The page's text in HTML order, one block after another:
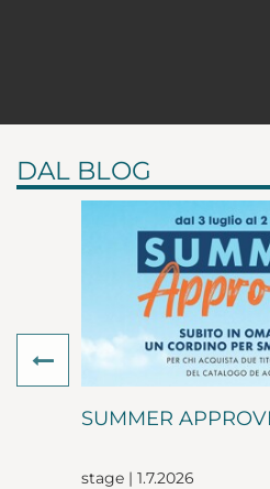
DAL BLOG
SUMMER
stage | 1.7.2026
Previous